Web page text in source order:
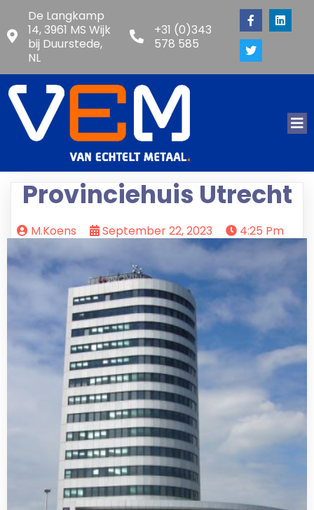
De Langkamp
14, 3961 MS Wijk
bij Duurstede,
NL
+31 (0)343
578 585
Provinciehuis Utrecht
M.koens September 22, 2023 4:25 Pm